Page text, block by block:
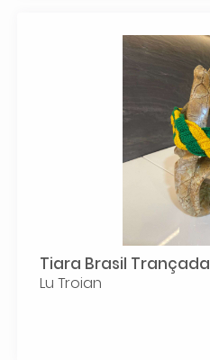
Tiara Brasil Trançada
Lu Troian